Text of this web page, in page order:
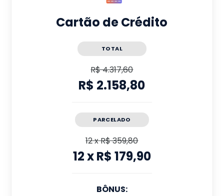
Cartão de Crédito
TOTAL
R$ 4.317,60
R$ 2.158,80
PARCELADO
12xR$ 359,80
12xR$ 179,90
BÔNUS: